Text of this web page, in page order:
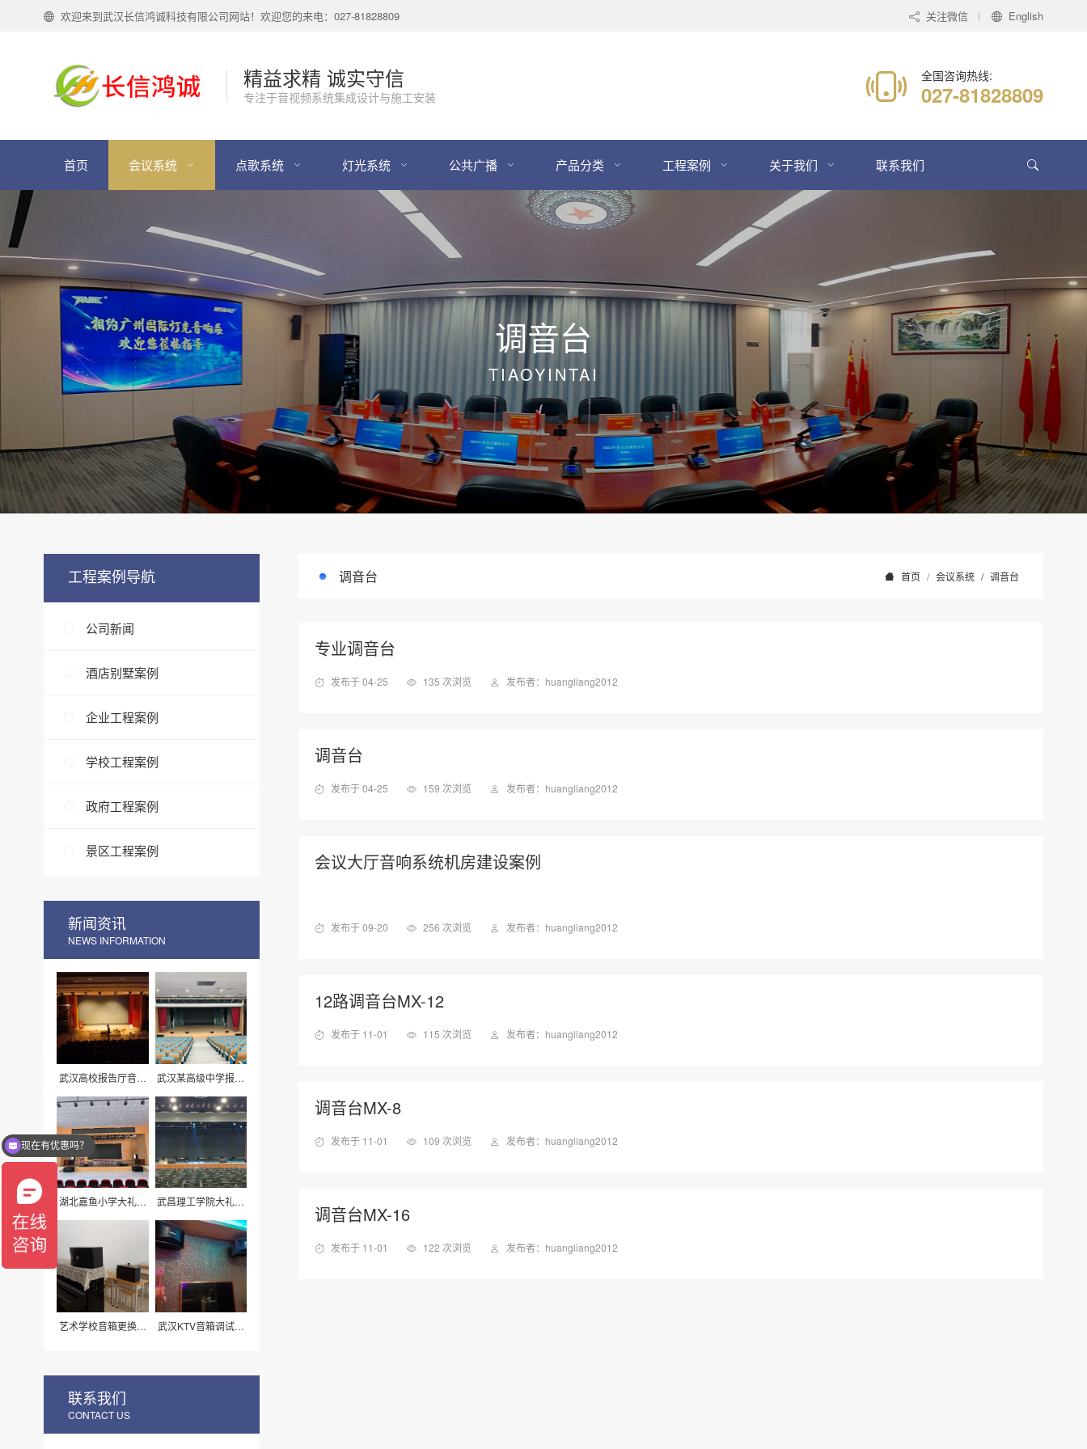
欢迎来到武汉长信鸿诚科技有限公司网站！欢迎您的来电：027-81828809 关注微信 English
精益求精 诚实守信
专注于音视频系统集成设计与施工安装
全国咨询热线:
027-81828809
首页 会议系统 点歌系统 灯光系统 公共广播 产品分类 工程案例 关于我们 联系我们
调音台
TIAOYINTAI
工程案例导航
公司新闻
酒店别墅案例
企业工程案例
学校工程案例
政府工程案例
景区工程案例
新闻资讯
NEWS INFORMATION
武汉高校报告厅音响
武汉某高级中学报告
湖北嘉鱼小学大礼堂
武昌理工学院大礼堂
艺术学校音箱更换安
武汉KTV音箱调试工
联系我们
CONTACT US
调音台 首页 会议系统 / 调音台
专业调音台
发布于 04-25 135 次浏览 发布者：huangliang2012
调音台
发布于 04-25 159 次浏览 发布者：huangliang2012
会议大厅音响系统机房建设案例
发布于 09-20 256 次浏览 发布者：huangliang2012
12路调音台MX-12
发布于 11-01 115 次浏览 发布者：huangliang2012
调音台MX-8
发布于 11-01 109 次浏览 发布者：huangliang2012
调音台MX-16
发布于 11-01 122 次浏览 发布者：huangliang2012
可以介绍下产品么？
现在有优惠吗？